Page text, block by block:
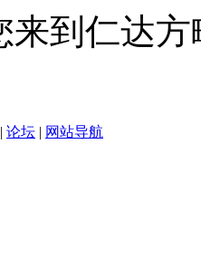
来到仁达方
| 论坛 | 网站导航